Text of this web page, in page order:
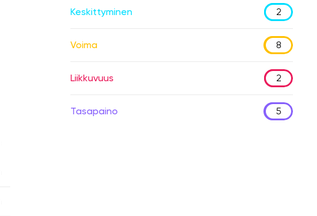
Keskittyminen 2
Voima 8
Liikkuvuus 2
Tasapaino 5